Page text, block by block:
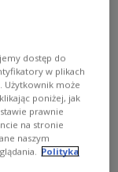
żołnierz 1
Castle – w
świecie
na Szkocką
B[1].
dostęp do
w plikach
Użytkownik może
poniżej, jak
prawnie
na stronie
naszym
Polityka